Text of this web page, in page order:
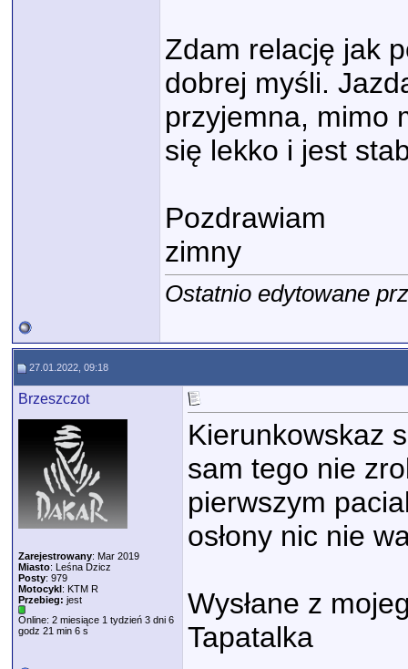
Zdam relację jak
dobrej myśli.
przyjemna, mimo
się lekko i jest
Pozdrawiam
zimny
Ostatnio edytowane
27.01.2022, 09:18
Brzeszczot
Zarejestrowany: Mar 2019
Miasto: Leśna Dzicz
Posty: 979
Motocykl: KTM R
Przebieg: jest
Online: 2 miesiące 1 tydzień 3 dni 6
godz 21 min 6 s
Kierunkowskaz
sam tego nie
pierwszym
osłony nic nie
Wysłane z
Tapatalka